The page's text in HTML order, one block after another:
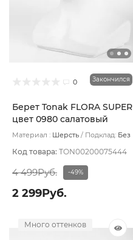
0 Закончился
Берет Tonak FLORA SUPER
цвет 0980 салатовый
Материал : Шерсть Подклад: Без
Код товара: TON00200075444
4 499Руб. -49%
2 299Руб.
Много оттенков